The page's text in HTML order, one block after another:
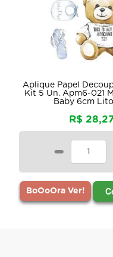
Aplique Papel
Kit 5 Un. Apm6-021
Baby 6cm
R$
-
BoOoOra Ver!